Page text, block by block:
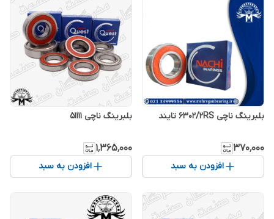
بلبرینگ ناچی 6302/2RS تایند
۳۷۰٬۰۰۰
افزودن به سبد
بلبرینگ ناچی 51111
۱٬۳۶۵٬۰۰۰
افزودن به سبد